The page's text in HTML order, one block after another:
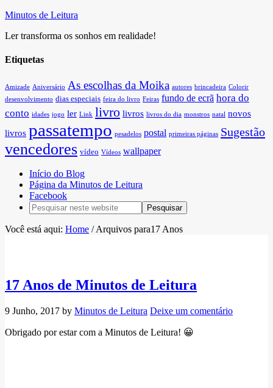
Minutos de Leitura
Ler transforma os sonhos em realidade!
Etiquetas
Amizade Aniversário As escolhas da Moika autores brincadeira Colorir
desenvolvimento dias especiais feira do livro Feiras fundo de ecrã hora do
conto idades jogo ler Link livro livros livros do dia monstros natal novos
livros passatempo pesadelos postal primeiras páginas Sugestão
vencedores vídeo Vídeos wallpaper
Início do Blog
Página da Minutos de Leitura
Facebook
Você está aqui: Home /Arquivos para17 Anos
17 Anos de Minutos de Leitura
9 Junho, 2017 by Minutos de Leitura Deixe um comentário
Obrigado por estar com a Minutos de Leitura! 😀